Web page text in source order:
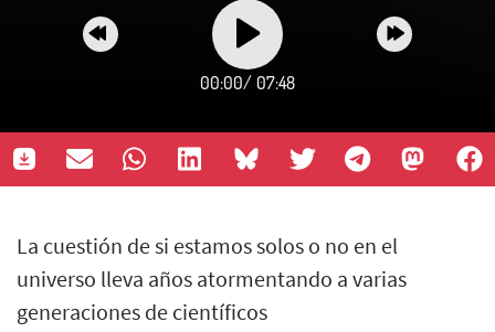
00:00/ 07:48
La cuestión de si estamos solos o no en el
universo lleva años atormentando a varias
generaciones de científicos